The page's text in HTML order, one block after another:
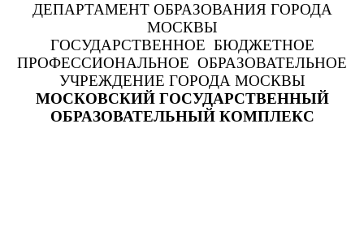
ДЕПАРТАМЕНТ ОБРАЗОВАНИЯ ГОРОДА
МОСКВЫ
ГОСУДАРСТВЕННОЕ БЮДЖЕТНОЕ
ПРОФЕССИОНАЛЬНОЕ ОБРАЗОВАТЕЛЬНОЕ
УЧРЕЖДЕНИЕ ГОРОДА МОСКВЫ
МОСКОВСКИЙ ГОСУДАРСТВЕННЫЙ
ОБРАЗОВАТЕЛЬНЫЙ КОМПЛЕКС